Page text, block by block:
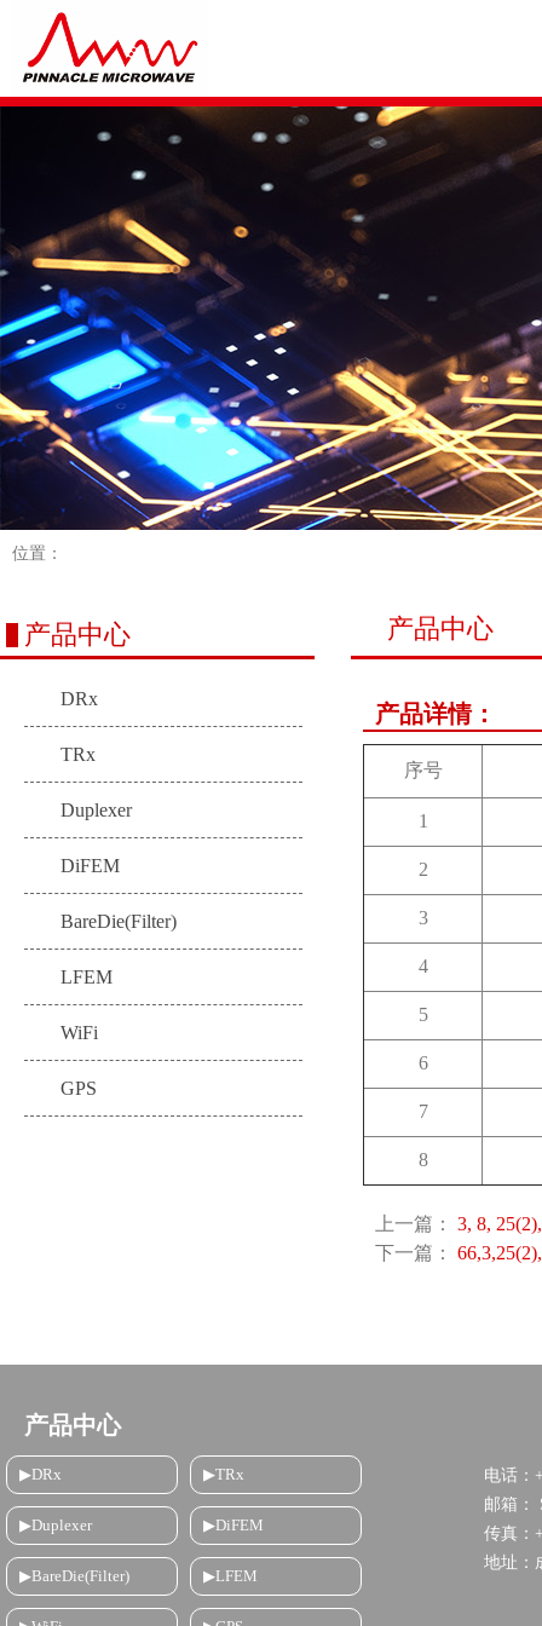
位置：
产品中心
DRx
TRx
Duplexer
DiFEM
BareDie(Filter)
LFEM
WiFi
GPS
产品中心
产品详情：
序号
1
2
3
4
5
6
7
8
上一篇： 3, 8,
下一篇：
产品中心
▶DRx ▶TRx
▶Duplexer ▶DiFEM
▶BareDie(Filter) ▶LFEM
电话：
邮箱：
传真：
地址：